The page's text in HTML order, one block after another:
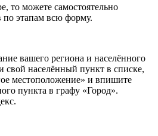
то можете самостоятельно
по этапам всю форму.
вашего региона и населённого
населённый пункт в списке,
местоположение» и впишите
пункта в графу «Город».